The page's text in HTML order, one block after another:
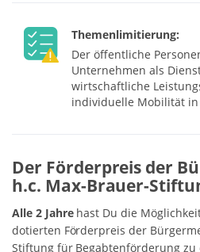
Themenlimitierung:
Der öffentliche
Unternehmen als
wirtschaftliche
individuelle Mobilität
Der Förderpreis der
h.c. Max-Brauer-
Alle 2 Jahrehast Du die
dotierten Förderpreis der
Stiftung für Begabtenförderung zu